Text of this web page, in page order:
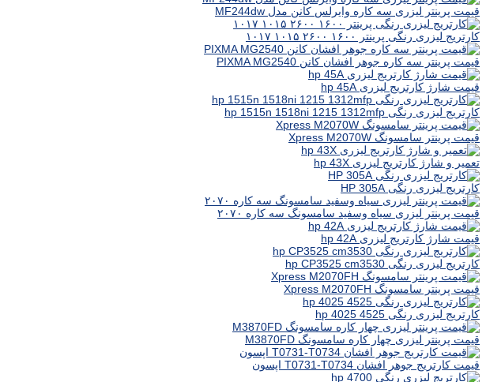
قیمت پرینتر لیزری سه کاره وایرلس کانن مدل MF244dw
کارتریج لیزری رنگی پرینتر ۱۶۰۰ ۲۶۰۰ ۱۰۱۵ ۱۰۱۷
قیمت پرینتر سه کاره جوهر افشان کانن PIXMA MG2540
قیمت شارژ کارتریج لیزری hp 45A
کارتریج لیزری رنگی hp 1515n 1518ni 1215 1312mfp
قیمت پرینتر سامسونگ Xpress M2070W
تعمیر و شارژ کارتریج لیزری hp 43X
کارتریج لیزری رنگی HP 305A
قیمت پرینتر لیزری سیاه وسفید سامسونگ سه کاره ۲۰۷۰
قیمت شارژ کارتریج لیزری hp 42A
کارتریج لیزری رنگی hp CP3525 cm3530
قیمت پرینتر سامسونگ Xpress M2070FH
کارتریج لیزری رنگی hp 4025 4525
قیمت پرینتر لیزری چهار کاره سامسونگ M3870FD
قیمت کارتریج جوهر افشان T0731-T0734 اپسون